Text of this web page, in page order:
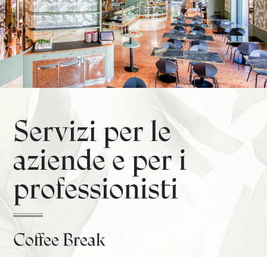
Servizi per le
aziende e per i
professionisti
Coffee Break